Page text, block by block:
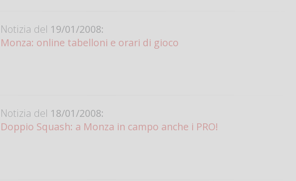
Notizia del 19/01/2008:
Monza: online tabelloni e orari di gioco
Notizia del 18/01/2008:
Doppio Squash: a Monza in campo anche i PRO!